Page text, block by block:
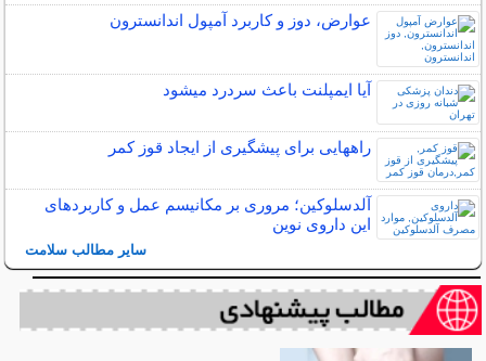
عوارض، دوز و کاربرد آمپول اندانسترون
آیا ایمپلنت باعث سردرد میشود
راههایی برای پیشگیری از ایجاد قوز کمر
آلدسلوکین؛ مروری بر مکانیسم عمل و کاربردهای
این داروی نوین
سایر مطالب سلامت